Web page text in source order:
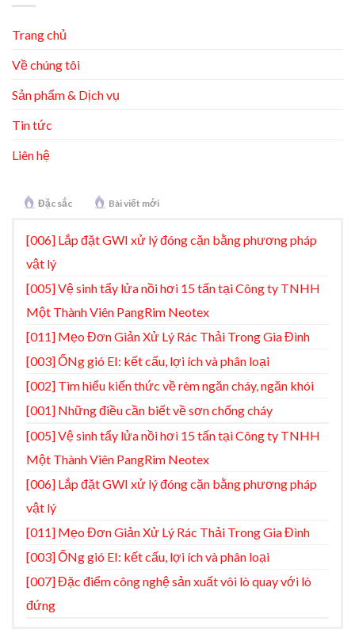
Trang chủ
Về chúng tôi
Sản phẩm & Dịch vụ
Tin tức
Liên hệ
Đặc sắc Bài viết mới
[006] Lắp đặt GWI xử lý đóng cặn bằng phương pháp
vật lý
[005] Vệ sinh tẩy lửa nồi hơi 15 tấn tại Công ty TNHH
Một Thành Viên PangRim Neotex
[011] Mẹo Đơn Giản Xử Lý Rác Thải Trong Gia Đình
[003] ỐNg gió EI: kết cấu, lợi ích và phân loại
[002] Tìm hiểu kiến thức về rèm ngăn cháy, ngăn khói
[001] Những điều cần biết về sơn chống cháy
[005] Vệ sinh tẩy lửa nồi hơi 15 tấn tại Công ty TNHH
Một Thành Viên PangRim Neotex
[006] Lắp đặt GWI xử lý đóng cặn bằng phương pháp
vật lý
[011] Mẹo Đơn Giản Xử Lý Rác Thải Trong Gia Đình
[003] ỐNg gió EI: kết cấu, lợi ích và phân loại
[007] Đặc điểm công nghệ sản xuất vôi lò quay với lò
đứng